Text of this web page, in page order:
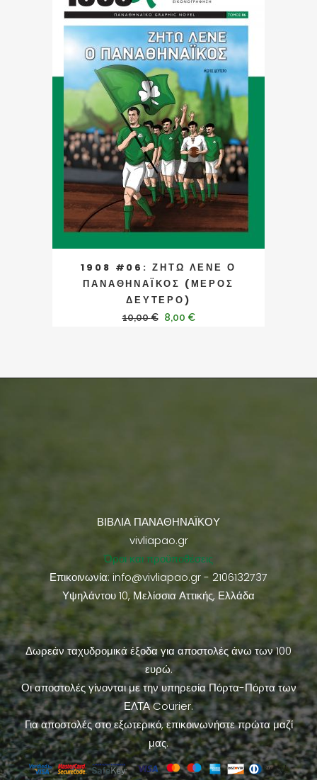
1908 #06: ΖΗΤΩ ΛΕΝΕ Ο
ΠΑΝΑΘΗΝΑΪΚΟΣ (ΜΕΡΟΣ
ΔΕΥΤΕΡΟ)
10,00€ 8,00 €
ΒΙΒΛΙΑ ΠΑΝΑΘΗΝΑΪΚΟΥ
vivliapao.gr
Όροι και προϋποθέσεις
Επικοινωνία: info@vivliapao.gr- 2106132737
Υψηλάντου 10, Μελίσσια Αττικής, Ελλάδα
Δωρεάν ταχυδρομικά έξοδα για αποστολές άνω των 100
ευρώ.
Οι αποστολές γίνονται με την υπηρεσία Πόρτα-Πόρτα των
ΕΛΤΑ Courier.
Για αποστολές στο εξωτερικό, επικοινωνήστε πρώτα μαζί
μας.